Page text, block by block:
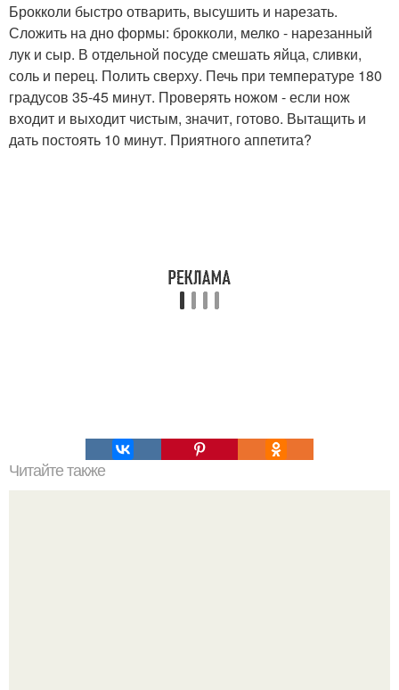
Брокколи быстро отварить, высушить и нарезать.
Сложить на дно формы: брокколи, мелко - нарезанный
лук и сыр. В отдельной посуде смешать яйца, сливки,
соль и перец. Полить сверху. Печь при температуре 180
градусов 35-45 минут. Проверять ножом - если нож
входит и выходит чистым, значит, готово. Вытащить и
дать постоять 10 минут. Приятного аппетита?
Читайте также